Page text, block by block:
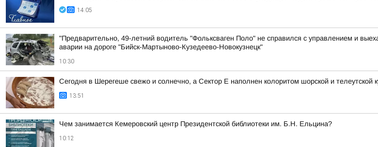
14:05
"Предварительно, 49-летний водитель "Фольксваген Поло" не справился с управлением и
аварии на дороге "Бийск-Мартыново-Кузедеево-Новокузнецк"
10:30
Сегодня в Шерегеше свежо и солнечно, а Сектор Е наполнен колоритом шорской и телеутской
13:51
Чем занимается Кемеровский центр Президентской библиотеки им. Б.Н. Ельцина?
10:12